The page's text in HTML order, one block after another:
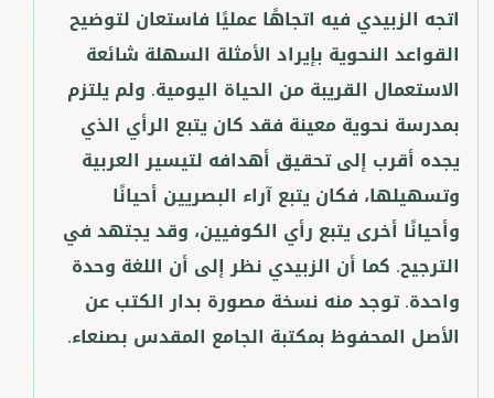
اتجه الزبيدي فيه اتجاهًا عمليًا فاستعان لتوضيح
القواعد النحوية بإيراد الأمثلة السهلة شائعة
الاستعمال القريبة من الحياة اليومية. ولم يلتزم
بمدرسة نحوية معينة فقد كان يتبع الرأي الذي
يجده أقرب إلى تحقيق أهدافه لتيسير العربية
وتسهيلها، فكان يتبع آراء البصريين أحيانًا
وأحيانًا أخرى يتبع رأي الكوفيين، وقد يجتهد في
الترجيح. كما أن الزبيدي نظر إلى أن اللغة وحدة
واحدة. توجد منه نسخة مصورة بدار الكتب عن
الأصل المحفوظ بمكتبة الجامع المقدس بصنعاء.